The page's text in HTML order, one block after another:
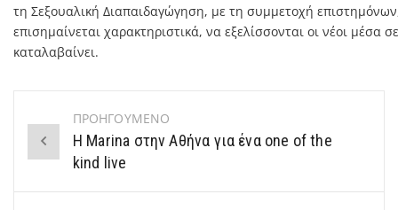
τη Σεξουαλική Διαπαιδαγώγηση, με τη συμμετοχή
επισημαίνεται χαρακτηριστικά, να εξελίσσονται οι νέοι μέσα
καταλαβαίνει.
Post
navigation
ΠΡΟΗΓΟΥΜΕΝΟ
Η Marina στην Αθήνα για ένα one of the
kind live